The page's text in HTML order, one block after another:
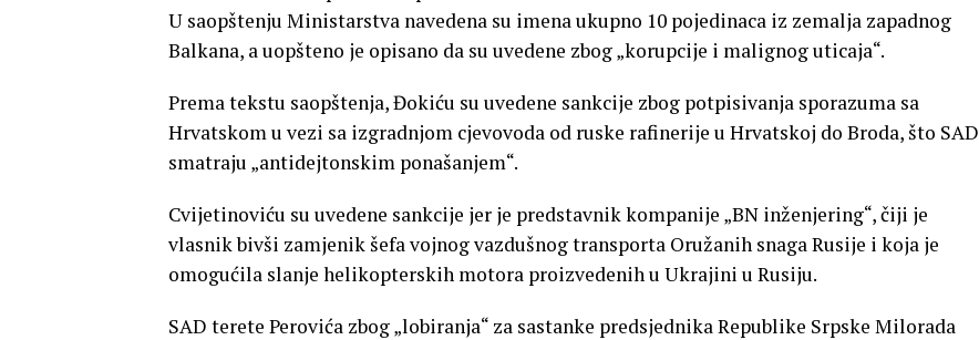
U saopštenju Ministarstva navedena su imena ukupno 10 pojedinaca iz zemalja zapadnog
Balkana, a uopšteno je opisano da su uvedene zbog „korupcije i malignog uticaja“.
Prema tekstu saopštenja, Đokiću su uvedene sankcije zbog potpisivanja sporazuma sa
Hrvatskom u vezi sa izgradnjom cjevovoda od ruske rafinerije u Hrvatskoj do Broda, što SAD
smatraju „antidejtonskim ponašanjem“.
Cvijetinoviću su uvedene sankcije jer je predstavnik kompanije „BN inženjering“, čiji je
vlasnik bivši zamjenik šefa vojnog vazdušnog transporta Oružanih snaga Rusije i koja je
omogućila slanje helikopterskih motora proizvedenih u Ukrajini u Rusiju.
SAD terete Perovića zbog „lobiranja“ za sastanke predsjednika Republike Srpske Milorada